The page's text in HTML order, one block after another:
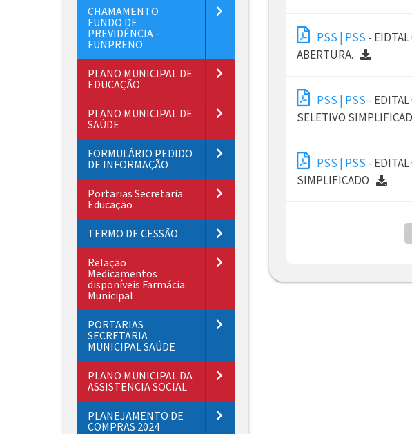
CHAMAMENTO
FUNDO DE
PREVIDÊNCIA -
FUNPRENO
PLANO MUNICIPAL DE
EDUCAÇÃO
PLANO MUNICIPAL DE
SAÚDE
FORMULÁRIO PEDIDO
DE INFORMAÇÃO
Portarias Secretaria
Educação
TERMO DE CESSÃO
Relação
Medicamentos
disponíveis Farmácia
Municipal
PORTARIAS
SECRETARIA
MUNICIPAL SAÚDE
PLANO MUNICIPAL DA
ASSISTENCIA SOCIAL
PLANEJAMENTO DE
COMPRAS 2024
PSS | PSS -
ABERTURA.
PSS | PSS - EDITAL
SELETIVO
PSS | PSS -
SIMPLIFICADO